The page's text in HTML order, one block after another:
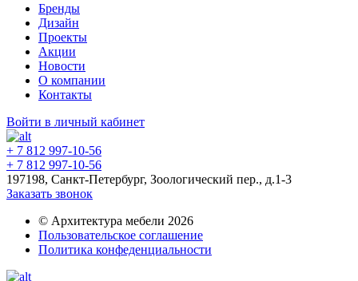
Бренды
Дизайн
Проекты
Акции
Новости
О компании
Контакты
Войти в личный кабинет
+ 7 812 997-10-56
+ 7 812 997-10-56
197198, Санкт-Петербург, Зоологический пер., д.1-3
Заказать звонок
© Архитектура мебели 2026
Пользовательское соглашение
Политика конфеденциальности